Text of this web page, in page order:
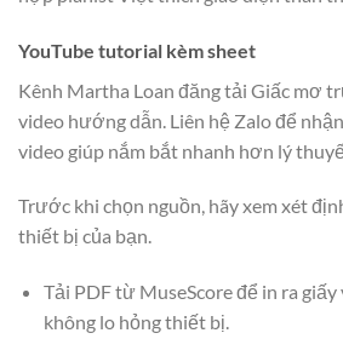
YouTube tutorial kèm sheet
Kênh Martha Loan đăng tải Giấc mơ
video hướng dẫn. Liên hệ Zalo để
video giúp nắm bắt nhanh hơn lý
Trước khi chọn nguồn, hãy xem xét
thiết bị của bạn.
Tải PDF từ MuseScore để in ra giấy
không lo hỏng thiết bị.